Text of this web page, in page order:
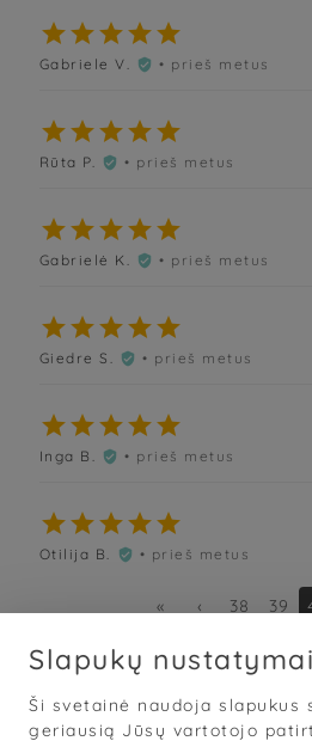

Gabriele V.  • prieš metus

Rūta P.  • prieš metus

Gabrielė K.  • prieš metus

Giedre S.  • prieš metus

Inga B.  • prieš metus

Otilija B.  • prieš metus
« ‹ 38 39
Slapukų nustatymai
Ši svetainė naudoja slapukus
geriausią Jūsų vartotojo
Sąlygos ·